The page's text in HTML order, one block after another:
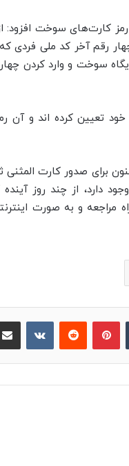
کارت‌های سوخت افزود:
چهار رقم آخر کد ملی
جایگاه سوخت و وارد کردن
تعیین کرده اند و آن رمز
صدور کارت المثنی
اینکه همچنان امکان مراجعه به دفاتر پلیس + ۱۰
مراجعه و به صورت
پینترست ‫رددیت